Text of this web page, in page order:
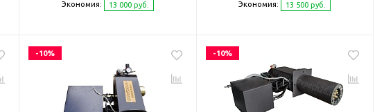
Экономия: 13 000 руб. Экономия: 13 500 руб.
-10% -10%